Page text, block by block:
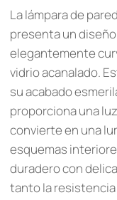
La lámpara de
presenta un
elegantemente
vidrio acanalado.
su acabado
proporciona una
convierte en una
esquemas
duradero con
tanto la resistencia